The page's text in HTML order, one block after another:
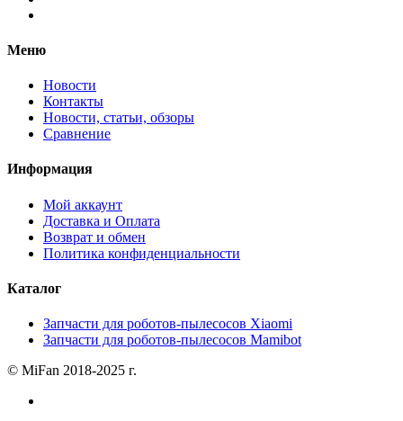
Меню
Новости
Контакты
Новости, статьи, обзоры
Сравнение
Информация
Мой аккаунт
Доставка и Оплата
Возврат и обмен
Политика конфиденциальности
Каталог
Запчасти для роботов-пылесосов Xiaomi
Запчасти для роботов-пылесосов Mamibot
© MiFan 2018-2025 г.